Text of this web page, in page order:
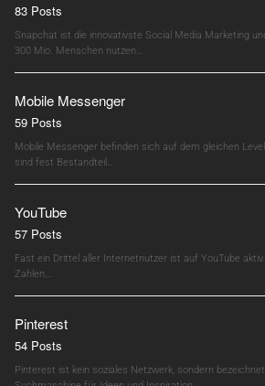
83 Posts
Snapchat ist die innovativste Social Media Marketing
300 Mio. Menschen nutzen…
Mobile Messenger
59 Posts
Mobile Messenger befinden sich auf dem gleichen
sind fest Bestandteil…
YouTube
57 Posts
Fast ein Drittel aller Internetnutzer ist auf YouTube
Zahlen,…
Pinterest
54 Posts
Pinterest ist kein soziales Netzwerk, sondern